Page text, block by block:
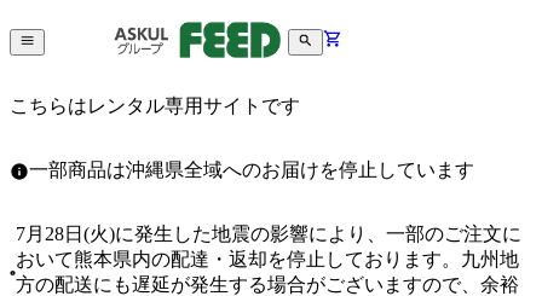
こちらはレンタル専用サイトです
一部商品は沖縄県全域へのお届けを停止しています
7月28日(火)に発生した地震の影響により、一部のご注文に
おいて熊本県内の配達・返却を停止しております。九州地
方の配送にも遅延が発生する場合がございますので、余裕